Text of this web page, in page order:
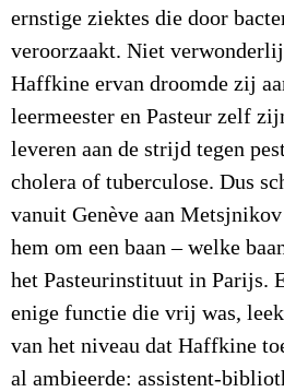
ernstige ziektes die door
veroorzaakt. Niet
Haffkine ervan droomde zij
leermeester en Pasteur zelf
leveren aan de strijd tegen
cholera of tuberculose. Dus
vanuit Genève aan
hem om een baan – welke
het Pasteurinstituut in Parijs.
enige functie die vrij was,
van het niveau dat Haffkine
al ambieerde: assistent-